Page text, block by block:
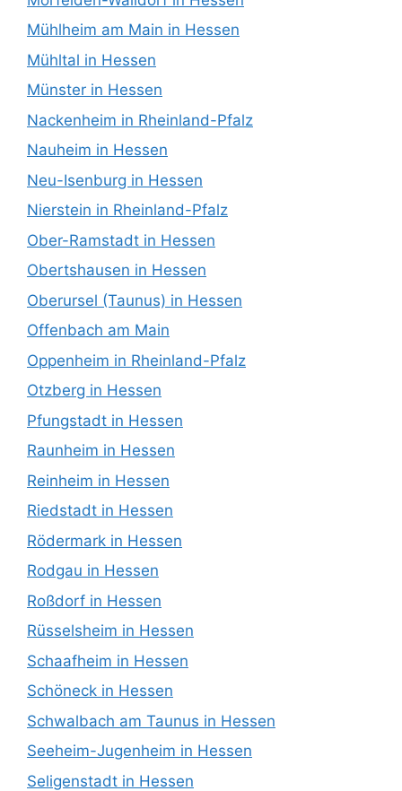
Mühlheim am Main in Hessen
Mühltal in Hessen
Münster in Hessen
Nackenheim in Rheinland-Pfalz
Nauheim in Hessen
Neu-Isenburg in Hessen
Nierstein in Rheinland-Pfalz
Ober-Ramstadt in Hessen
Obertshausen in Hessen
Oberursel (Taunus) in Hessen
Offenbach am Main
Oppenheim in Rheinland-Pfalz
Otzberg in Hessen
Pfungstadt in Hessen
Raunheim in Hessen
Reinheim in Hessen
Riedstadt in Hessen
Rödermark in Hessen
Rodgau in Hessen
Roßdorf in Hessen
Rüsselsheim in Hessen
Schaafheim in Hessen
Schöneck in Hessen
Schwalbach am Taunus in Hessen
Seeheim-Jugenheim in Hessen
Seligenstadt in Hessen